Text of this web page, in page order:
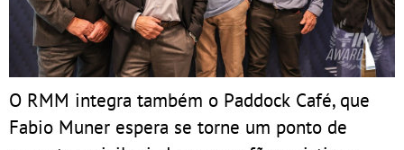
O RMM integra também o Paddock Café, que
Fabio Muner espera se torne um ponto de